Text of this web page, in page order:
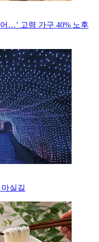
…’ 고령 가구 40% 노후
실길